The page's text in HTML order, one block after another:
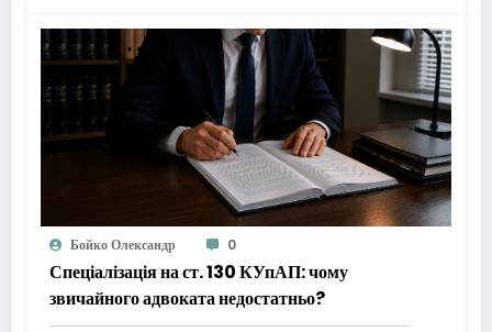
Бойко Олександр 0
Спеціалізація на ст. 130 КУпАП: чому
звичайного адвоката недостатньо?